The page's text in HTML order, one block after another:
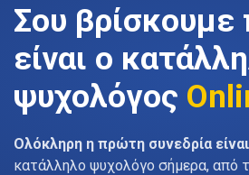
Σου βρίσκουμε
είναι ο
ψυχολόγος
Ολόκληρη η πρώτη συνεδρία
κατάλληλο ψυχολόγο σήμερα, από